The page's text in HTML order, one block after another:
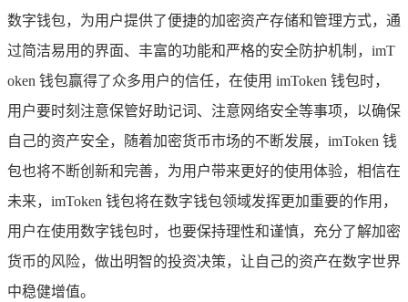
数字钱包，为用户提供了便捷的加密资产存储和管理方式，通
过简洁易用的界面、丰富的功能和严格的安全防护机制，imT
oken 钱包赢得了众多用户的信任，在使用 imToken 钱包时，
用户要时刻注意保管好助记词、注意网络安全等事项，以确保
自己的资产安全，随着加密货币市场的不断发展，imToken 钱
包也将不断创新和完善，为用户带来更好的使用体验，相信在
未来，imToken 钱包将在数字钱包领域发挥更加重要的作用，
用户在使用数字钱包时，也要保持理性和谨慎，充分了解加密
货币的风险，做出明智的投资决策，让自己的资产在数字世界
中稳健增值。